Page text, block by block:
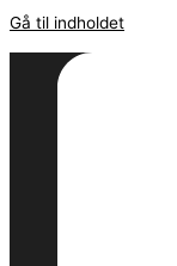
Gå til indholdet